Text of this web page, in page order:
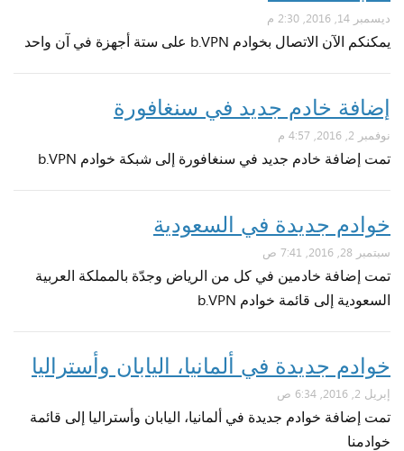
ديسمبر 14, 2016, 2:30 م
يمكنكم الآن الاتصال بخوادم b.VPN على ستة أجهزة في آن واحد
إضافة خادم جديد في سنغافورة
نوفمبر 2, 2016, 4:57 م
تمت إضافة خادم جديد في سنغافورة إلى شبكة خوادم b.VPN
خوادم جديدة في السعودية
سبتمبر 28, 2016, 7:41 ص
تمت إضافة خادمين في كل من الرياض وجدّة بالمملكة العربية
السعودية إلى قائمة خوادم b.VPN
خوادم جديدة في ألمانيا، اليابان وأستراليا
إبريل 2, 2016, 6:34 ص
تمت إضافة خوادم جديدة في ألمانيا، اليابان وأستراليا إلى قائمة
خوادمنا